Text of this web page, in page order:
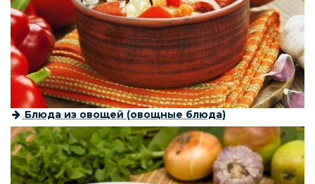
Блюда из овощей (овощные блюда)